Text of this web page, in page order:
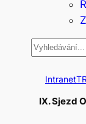
Hledat
Intranet
IX. Sjezd